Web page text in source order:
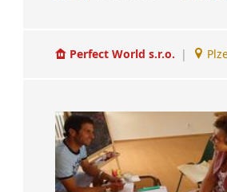
Perfect World s.r.o. |